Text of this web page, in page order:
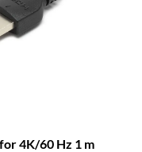
4K/60 Hz 1 m